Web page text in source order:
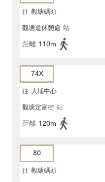
往 觀塘碼頭
觀塘道休憩處 站
距離 110m
74X
往 大埔中心
觀塘定富街 站
距離 120m
80
往 觀塘碼頭